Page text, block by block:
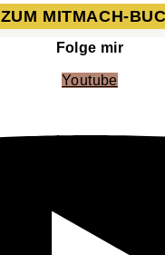
ZUM MITMACH-
Folge mir
Youtube